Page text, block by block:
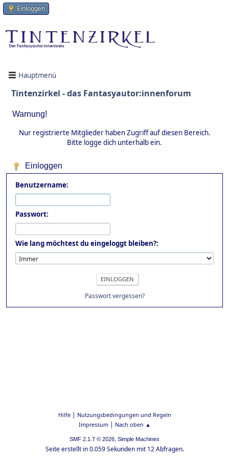
Einloggen
Hauptmenü
Tintenzirkel - das Fantasyautor:innenforum
Warnung!
Nur registrierte Mitglieder haben Zugriff auf diesen Bereich.
Bitte logge dich unterhalb ein.
Einloggen
Benutzername:
Passwort:
Wie lang möchtest du eingeloggt bleiben?:
Passwort vergessen?
Hilfe| Nutzungsbedingungen und Regeln
Impressum| Nach oben ▲
SMF 2.1.7 © 2026, Simple Machines
Seite erstellt in 0.059 Sekunden mit 12 Abfragen.